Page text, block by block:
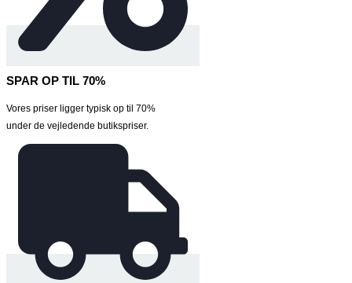
SPAR OP TIL 70%
Vores priser ligger typisk op til 70%
under de vejledende butikspriser.